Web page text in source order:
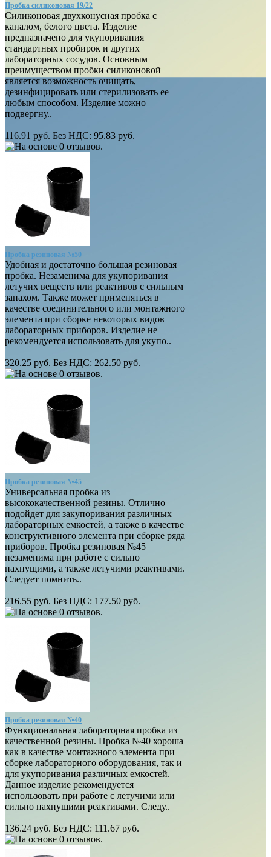
Пробка силиконовая 19/22
Силиконовая двухконусная пробка с
каналом, белого цвета. Изделие
предназначено для укупоривания
стандартных пробирок и других
лабораторных сосудов. Основным
преимуществом пробки силиконовой
является возможность очищать,
дезинфицировать или стерилизовать ее
любым способом. Изделие можно
подвергну..
116.91 руб. Без НДС: 95.83 руб.
Пробка резиновая №50
Удобная и достаточно большая резиновая
пробка. Незаменима для укупоривания
летучих веществ или реактивов с сильным
запахом. Также может применяться в
качестве соединительного или монтажного
элемента при сборке некоторых видов
лабораторных приборов. Изделие не
рекомендуется использовать для укупо..
320.25 руб. Без НДС: 262.50 руб.
Пробка резиновая №45
Универсальная пробка из
высококачественной резины. Отлично
подойдет для закупоривания различных
лабораторных емкостей, а также в качестве
конструктивного элемента при сборке ряда
приборов. Пробка резиновая №45
незаменима при работе с сильно
пахнущими, а также летучими реактивами.
Следует помнить..
216.55 руб. Без НДС: 177.50 руб.
Пробка резиновая №40
Функциональная лабораторная пробка из
качественной резины. Пробка №40 хороша
как в качестве монтажного элемента при
сборке лабораторного оборудования, так и
для укупоривания различных емкостей.
Данное изделие рекомендуется
использовать при работе с летучими или
сильно пахнущими реактивами. Следу..
136.24 руб. Без НДС: 111.67 руб.